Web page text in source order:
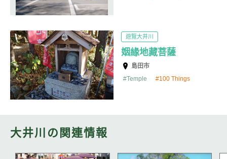
姻緣地藏菩薩
島田市
Temple
100 Things
遊覽大井川
大井川の関連情報